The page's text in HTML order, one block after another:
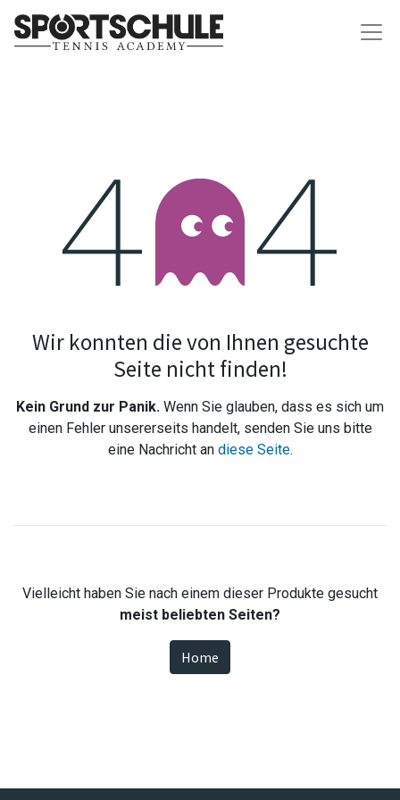
Fehler 404
Wir konnten die von Ihnen gesuchte
Seite nicht finden!
Kein Grund zur Panik. Wenn Sie glauben, dass es sich um
einen Fehler unsererseits handelt, senden Sie uns bitte
eine Nachricht an diese Seite.
Vielleicht haben Sie nach einem dieser Produkte gesucht
meist beliebten Seiten?
Home